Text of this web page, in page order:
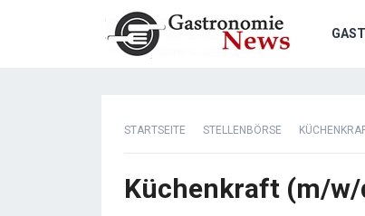
STARTSEITE STELLENBÖRSE
Küchenkraft (m/